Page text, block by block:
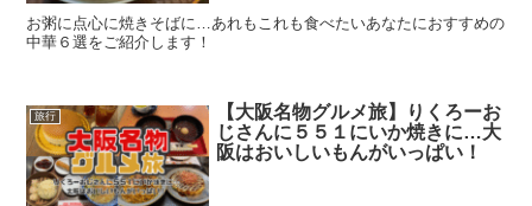
お粥に点心に焼きそばに…あれもこれも食べたいあなたにおすすめの
中華６選をご紹介します！
旅行
【大阪名物グルメ旅】りくろーお
じさんに５５１にいか焼きに…大
阪はおいしいもんがいっぱい！